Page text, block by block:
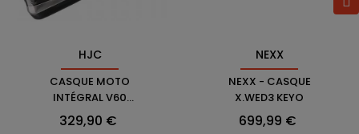
HJC
CASQUE MOTO
INTÉGRAL V60
SCOBY - HJC
Prix
329,90 €
NEXX
NEXX - CASQUE
X.WED3 KEYO
Prix
699,99 €